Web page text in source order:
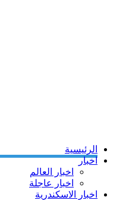
الرئيسية
اخبار
اخبار العالم
اخبار عاجلة
اخبار الاسكندرية